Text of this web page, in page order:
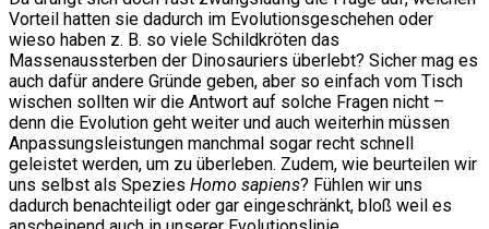
Vorteil hatten sie dadurch im Evolutionsgeschehen oder
wieso haben z. B. so viele Schildkröten das
Massenaussterben der Dinosauriers überlebt? Sicher mag es
auch dafür andere Gründe geben, aber so einfach vom Tisch
wischen sollten wir die Antwort auf solche Fragen nicht –
denn die Evolution geht weiter und auch weiterhin müssen
Anpassungsleistungen manchmal sogar recht schnell
geleistet werden, um zu überleben. Zudem, wie beurteilen wir
uns selbst als Spezies Homo sapiens? Fühlen wir uns
dadurch benachteiligt oder gar eingeschränkt, bloß weil es